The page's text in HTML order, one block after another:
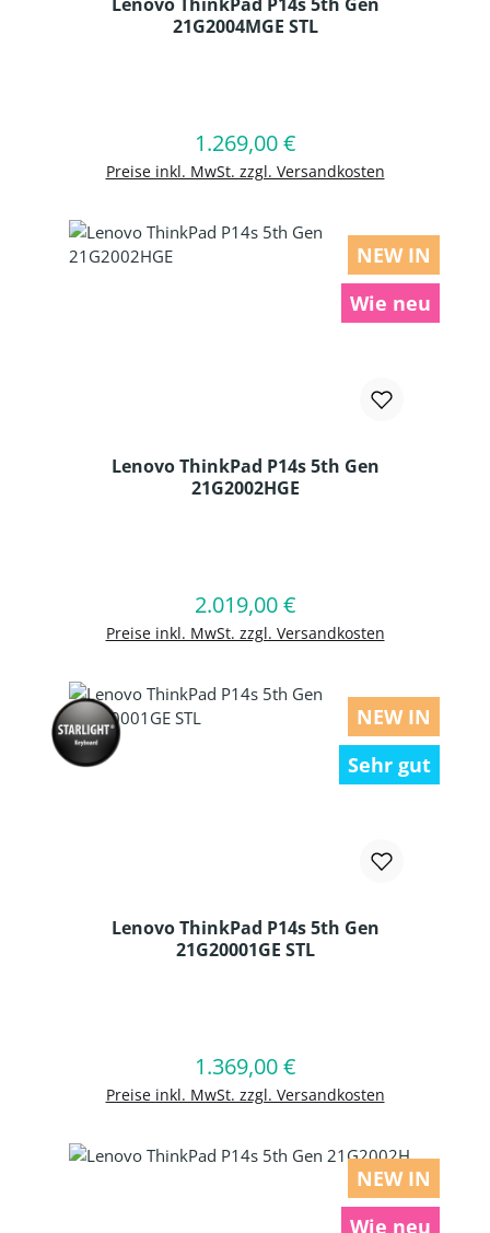
21G2004MGE STL
Regulärer Preis:
1.269,00 €
Preise inkl. MwSt. zzgl. Versandkosten
In den Warenkorb
NEW IN
Wie neu
Lenovo ThinkPad P14s 5th Gen
21G2002HGE
Regulärer Preis:
2.019,00 €
Preise inkl. MwSt. zzgl. Versandkosten
In den Warenkorb
NEW IN
Sehr gut
Lenovo ThinkPad P14s 5th Gen
21G20001GE STL
Regulärer Preis:
1.369,00 €
Preise inkl. MwSt. zzgl. Versandkosten
In den Warenkorb
NEW IN
Wie neu